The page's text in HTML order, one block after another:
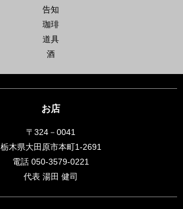
告知
珈琲
道具
酒
お店
〒324－0041
栃木県大田原市本町1-2691
電話 050-3579-0221
代表 湯田 健司